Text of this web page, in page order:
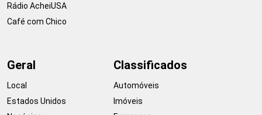
Rádio AcheiUSA
Café com Chico
Geral
Local
Estados Unidos
Classificados
Automóveis
Imóveis